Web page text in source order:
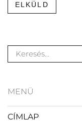
ELKÜLD
MENÜ
CÍMLAP